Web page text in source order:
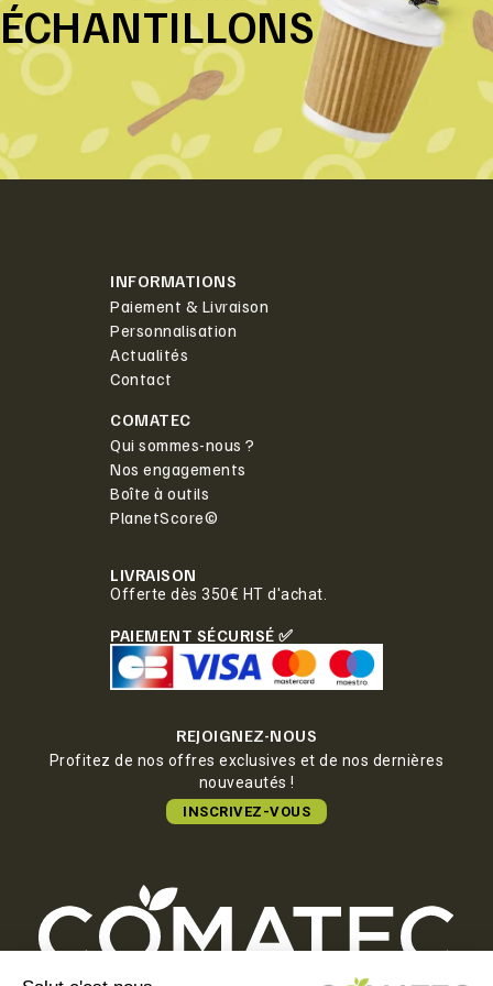
ÉCHANTILLONS
INFORMATIONS
Paiement & Livraison
Personnalisation
Actualités
Contact
COMATEC
Qui sommes-nous ?
Nos engagements
Boîte à outils
PlanetScore©
LIVRAISON
Offerte dès 350€ HT d'achat.
PAIEMENT SÉCURISÉ ✅
REJOIGNEZ-NOUS
Profitez de nos offres exclusives et de nos dernières
nouveautés !
INSCRIVEZ-VOUS